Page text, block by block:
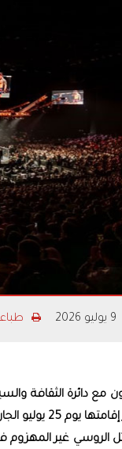
مع دائرة الثقافة
أرينا بجزيرة ياس.